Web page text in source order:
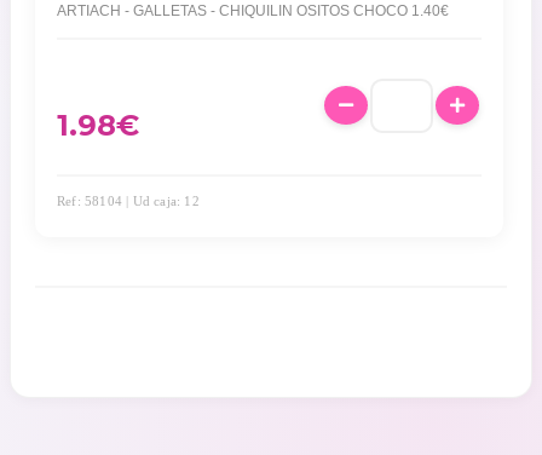
ARTIACH - GALLETAS - CHIQUILIN OSITOS CHOCO 1.40€
1.98€
Ref: 58104 | Ud caja: 12